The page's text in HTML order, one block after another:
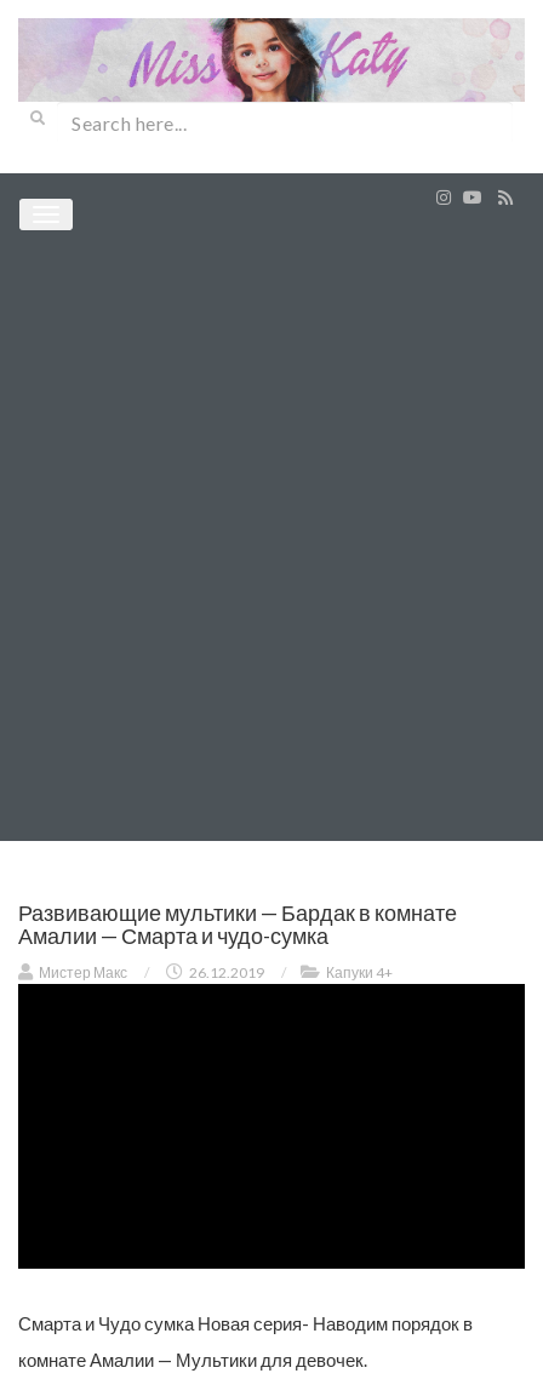
Развивающие мультики — Бардак в комнате
Амалии — Смарта и чудо-сумка
Мистер Макс / 26.12.2019 / Капуки 4+
Смарта и Чудо сумка Новая серия- Наводим порядок в
комнате Амалии — Мультики для девочек.